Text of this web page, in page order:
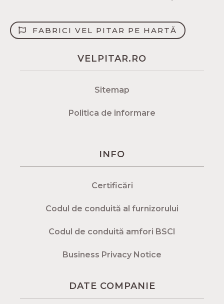
FABRICI VEL PITAR PE HARTĂ
VELPITAR.RO
Sitemap
Politica de informare
INFO
Certificări
Codul de conduită al furnizorului
Codul de conduită amfori BSCI
Business Privacy Notice
DATE COMPANIE